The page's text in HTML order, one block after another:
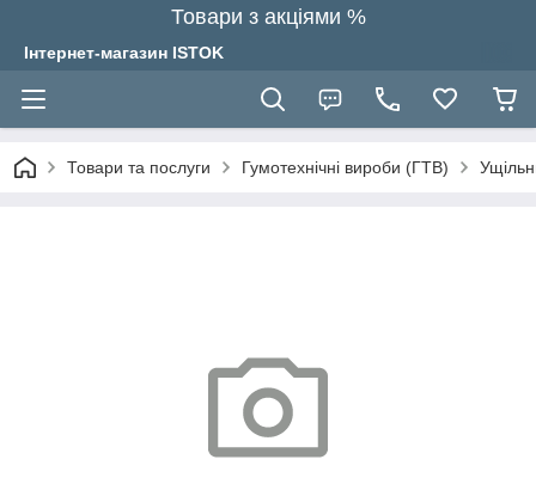
Товари з акціями %
Інтернет-магазин ISTOK
Товари та послуги Гумотехнічні вироби (ГТВ)